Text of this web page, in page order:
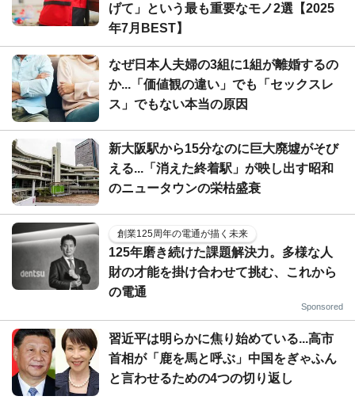
げて」という最も重要なモノ2選【2025
年7月BEST】
なぜ日本人夫婦の3組に1組が離婚するの
か...「価値観の違い」でも「セックスレ
ス」でもない本当の原因
新大阪駅から15分なのに巨大廃墟がそび
える...「消えた終着駅」が映し出す昭和
のニュータウンの栄枯盛衰
創業125周年の電通が描く未来
125年磨き続けた課題解決力。多様な人
財の才能を掛け合わせて挑む、これから
の電通
Sponsored
習近平は明らかに焦り始めている...高市
首相が「鹿を馬と呼ぶ」中国をぎゃふん
と言わせるための4つの切り返し